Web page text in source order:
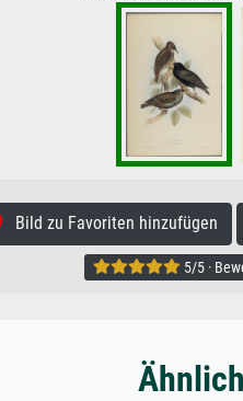
Bild zu Favoriten hinzufügen
5/5 ·